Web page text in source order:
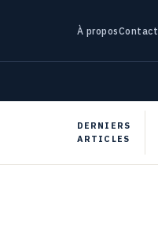
À proposContact
DERNIERS
ARTICLES